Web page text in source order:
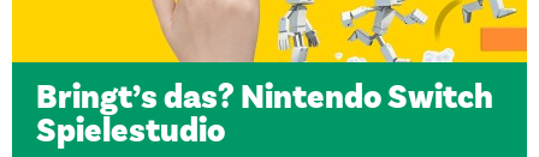
Bringt’s das? Nintendo Switch
Spielestudio